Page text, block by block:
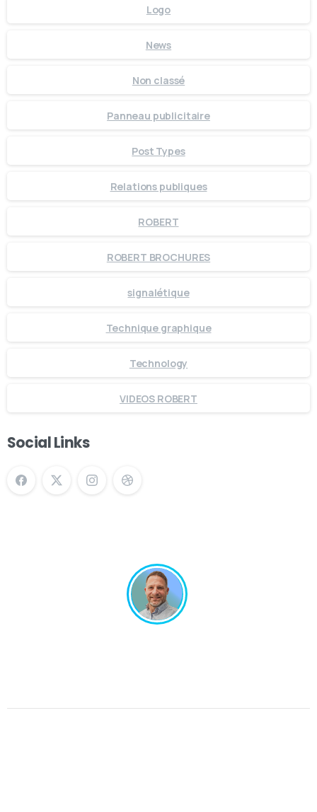
Logo
News
Non classé
Panneau publicitaire
Post Types
Relations publiques
ROBERT
ROBERT BROCHURES
signalétique
Technique graphique
Technology
VIDEOS ROBERT
Social Links